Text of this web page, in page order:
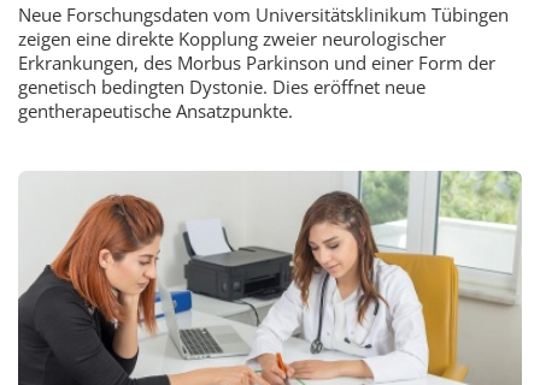
Neue Forschungsdaten vom Universitätsklinikum Tübingen
zeigen eine direkte Kopplung zweier neurologischer
Erkrankungen, des Morbus Parkinson und einer Form der
genetisch bedingten Dystonie. Dies eröffnet neue
gentherapeutische Ansatzpunkte.